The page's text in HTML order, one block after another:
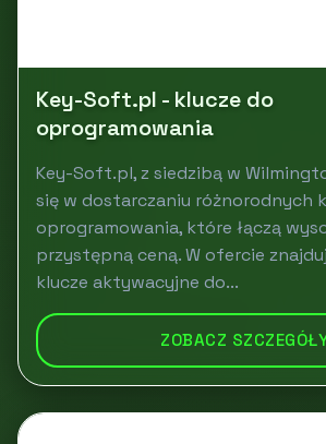
Key-Soft.pl - klucze do
oprogramowania
Key-Soft.pl, z siedzibą w
się w dostarczaniu różnorodnych
oprogramowania, które łączą
przystępną ceną. W ofercie
klucze aktywacyjne do...
ZOBACZ